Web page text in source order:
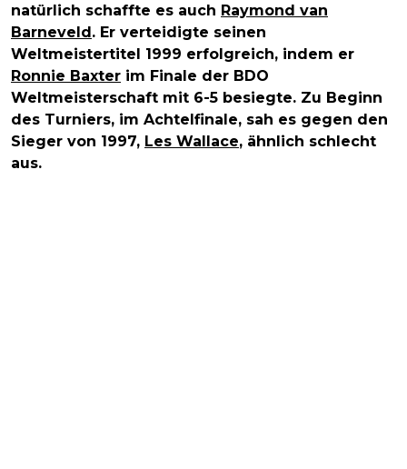
natürlich schaffte es auch Raymond van
Barneveld. Er verteidigte seinen
Weltmeistertitel 1999 erfolgreich, indem er
Ronnie Baxter im Finale der BDO
Weltmeisterschaft mit 6-5 besiegte. Zu Beginn
des Turniers, im Achtelfinale, sah es gegen den
Sieger von 1997, Les Wallace, ähnlich schlecht
aus.